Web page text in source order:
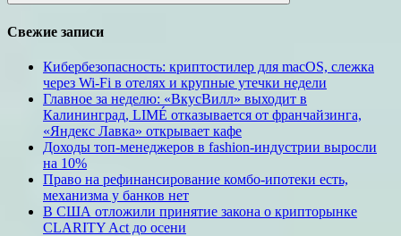
Поиск
Свежие записи
Кибербезопасность: криптостилер для macOS, слежка
через Wi-Fi в отелях и крупные утечки недели
Главное за неделю: «ВкусВилл» выходит в
Калининград, LIMÉ отказывается от франчайзинга,
«Яндекс Лавка» открывает кафе
Доходы топ-менеджеров в fashion-индустрии выросли
на 10%
Право на рефинансирование комбо-ипотеки есть,
механизма у банков нет
В США отложили принятие закона о крипторынке
CLARITY Act до осени